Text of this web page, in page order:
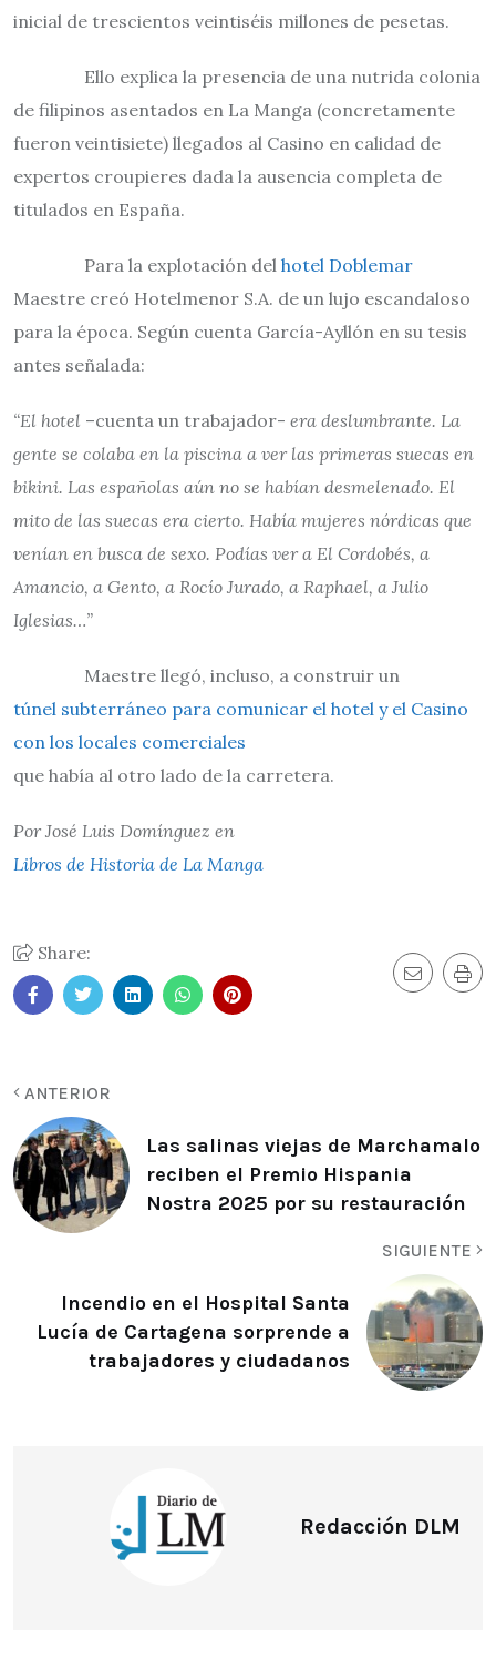
inicial de trescientos veintiséis millones de pesetas.
Ello explica la presencia de una nutrida colonia
de filipinos asentados en La Manga (concretamente
fueron veintisiete) llegados al Casino en calidad de
expertos croupieres dada la ausencia completa de
titulados en España.
Para la explotación del hotel Doblemar
Maestre creó Hotelmenor S.A. de un lujo escandaloso
para la época. Según cuenta García-Ayllón en su tesis
antes señalada:
“El hotel –cuenta un trabajador- era deslumbrante. La
gente se colaba en la piscina a ver las primeras suecas en
bikini. Las españolas aún no se habían desmelenado. El
mito de las suecas era cierto. Había mujeres nórdicas que
venían en busca de sexo. Podías ver a El Cordobés, a
Amancio, a Gento, a Rocío Jurado, a Raphael, a Julio
Iglesias…”
Maestre llegó, incluso, a construir un
túnel subterráneo para comunicar el hotel y el Casino
con los locales comerciales
que había al otro lado de la carretera.
Por José Luis Domínguez en
Libros de Historia de La Manga
Share:
ANTERIOR
Las salinas viejas de Marchamalo
reciben el Premio Hispania
Nostra 2025 por su restauración
SIGUIENTE
Incendio en el Hospital Santa
Lucía de Cartagena sorprende a
trabajadores y ciudadanos
Redacción DLM